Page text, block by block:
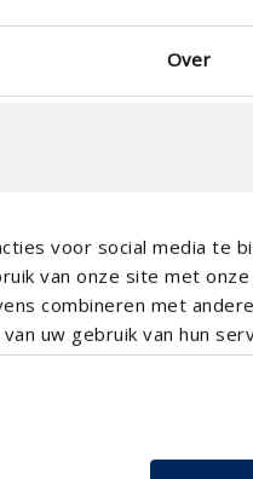
Over
voor social media te
van onze site met
combineren met andere
uw gebruik van hun